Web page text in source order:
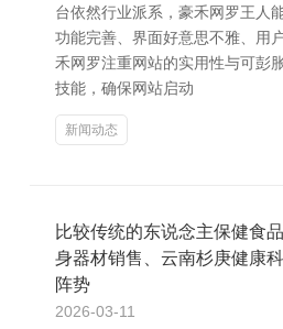
台依然行业派系，豪禾网罗王人
功能完善、界面好意思不雅、用
禾网罗注重网站的实用性与可彭
技能，确保网站启动
新闻动态
比较传统的东说念主保健食
身器材销售、云南杉庚健康
阵势
2026-03-11